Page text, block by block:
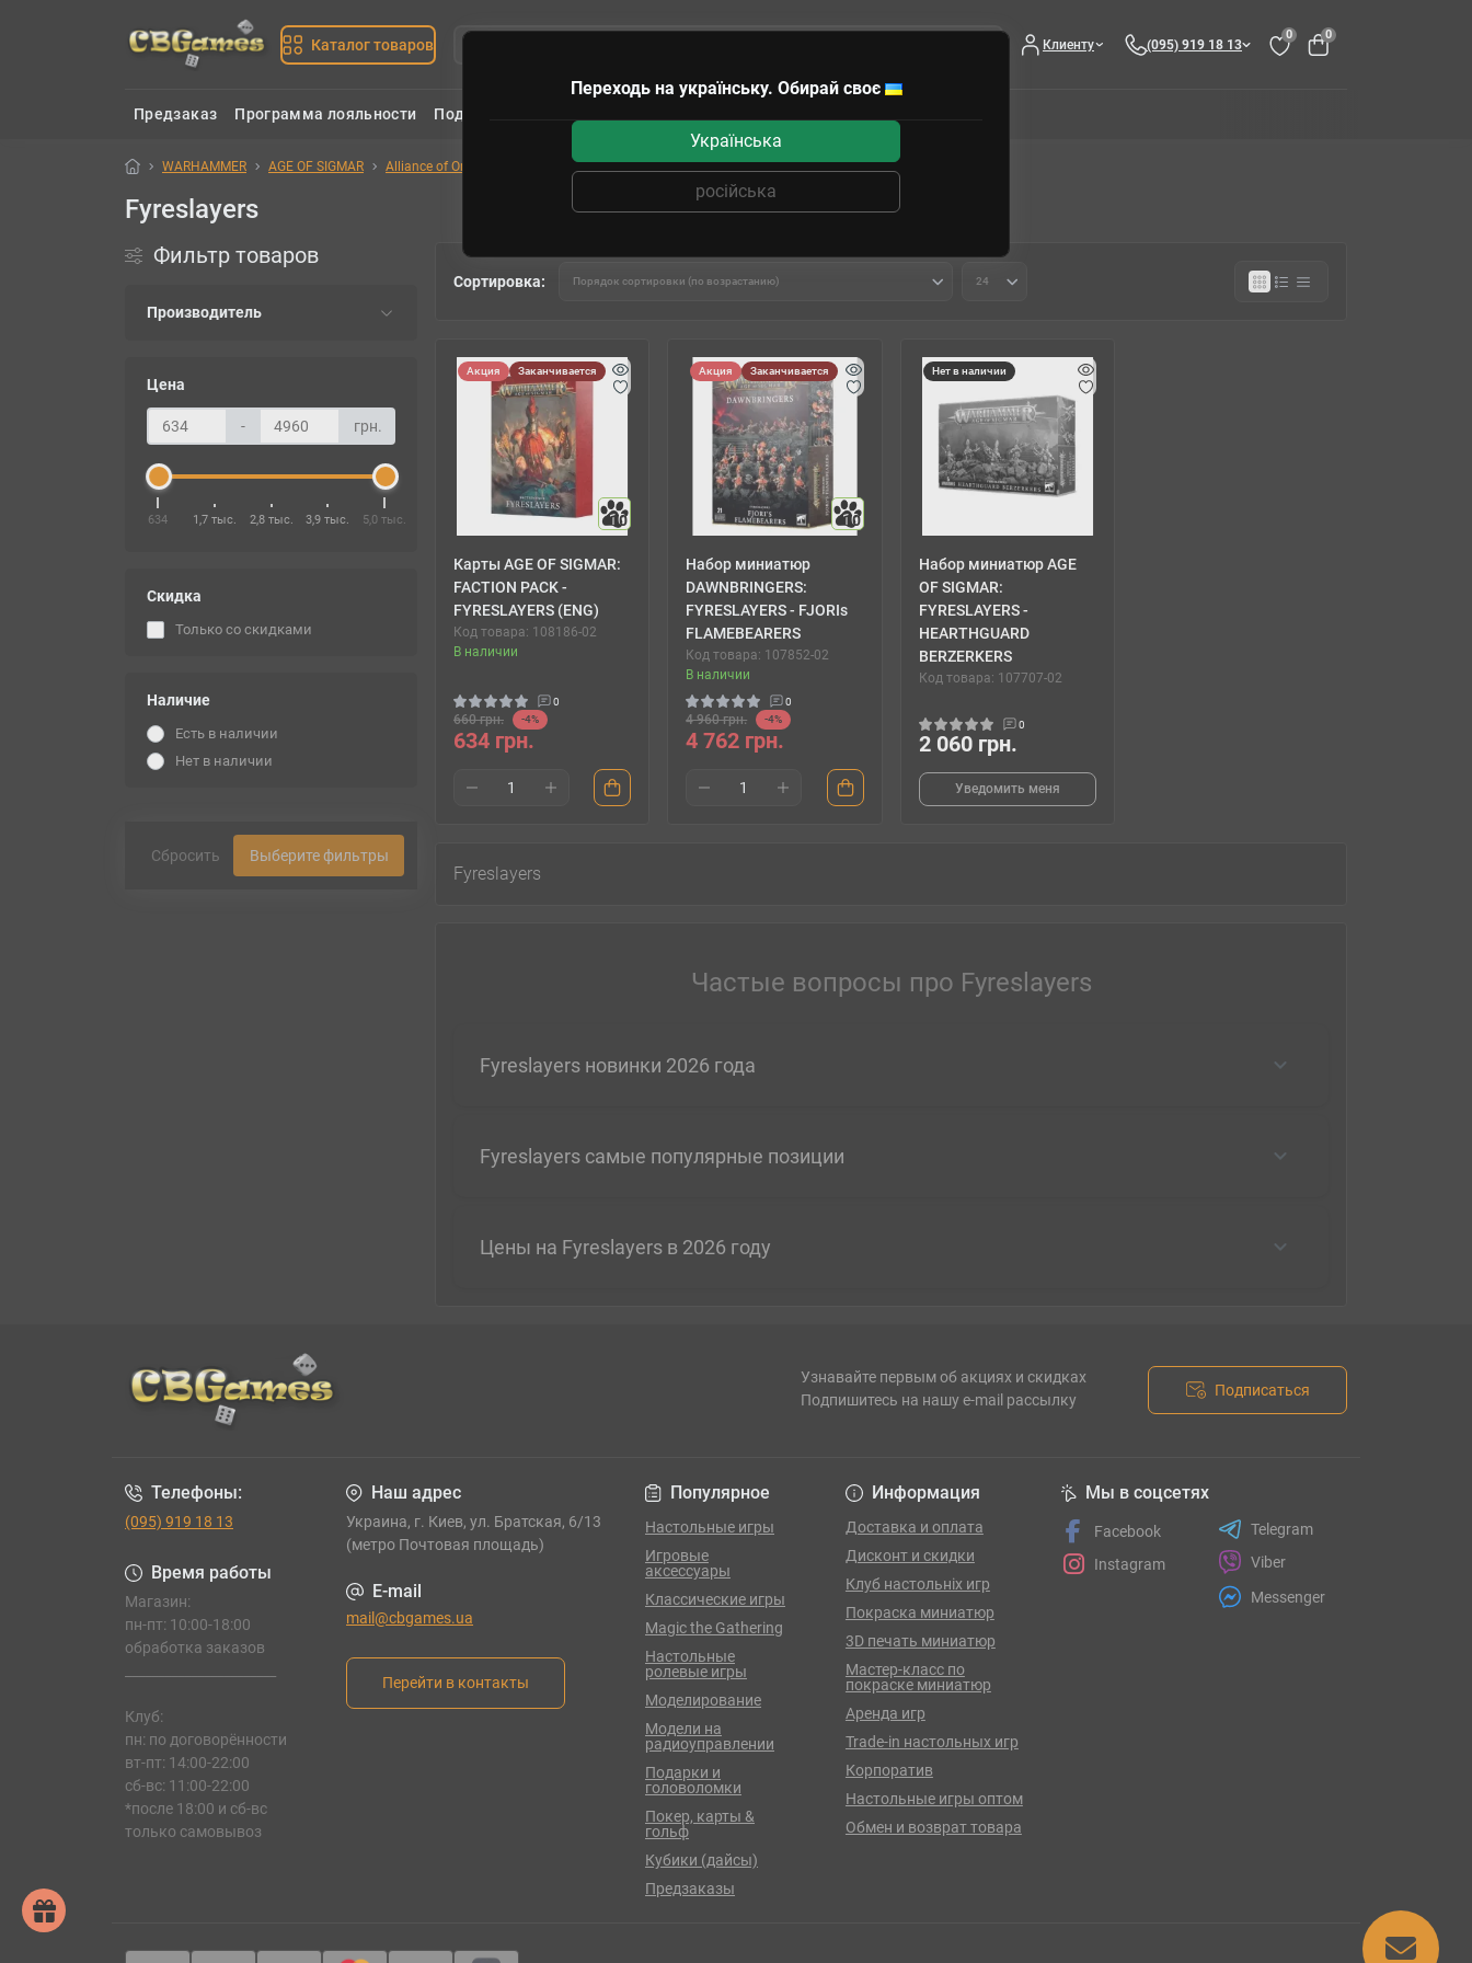
Каталог товаров Клиенту (095) 919 18 13
0 0
Предзаказ Программа лояльности Подарочные сертификаты
WARHAMMER AGE OF SIGMAR Alliance of Order
Fyreslayers
Фильтр товаров
Производитель
Цена
- грн.
634 1,7 тыс. 2,8 тыс. 3,9 тыс. 5,0 тыс.
Скидка
Только со cкидками
Наличие
Есть в наличии
Нет в наличии
Сбросить Выберите фильтры
Сортировка:
Акция Заканчивается
10
Карты AGE OF SIGMAR:
FACTION PACK -
FYRESLAYERS (ENG)
Код товара: 108186-02
В наличии
0
660 грн. -4%
634 грн.
Акция Заканчивается
10
Набор миниатюр
DAWNBRINGERS:
FYRESLAYERS - FJORIs
FLAMEBEARERS
Код товара: 107852-02
В наличии
0
4 960 грн. -4%
4 762 грн.
Нет в наличии
Набор миниатюр AGE
OF SIGMAR:
FYRESLAYERS -
HEARTHGUARD
BERZERKERS
Код товара: 107707-02
0
2 060 грн.
Уведомить меня
Fyreslayers
Частые вопросы про Fyreslayers
Fyreslayers новинки 2026 года
Fyreslayers самые популярные позиции
Цены на Fyreslayers в 2026 году
Узнавайте первым об акциях и скидках
Подпишитесь на нашу e-mail рассылку
Подписаться
Телефоны:
(095) 919 18 13
Время работы
Магазин:
пн-пт: 10:00-18:00
обработка заказов
Клуб:
пн: по договорённости
вт-пт: 14:00-22:00
сб-вс: 11:00-22:00
*после 18:00 и сб-вс
только самовывоз
Наш адрес
Украина, г. Киев, ул. Братская, 6/13
(метро Почтовая площадь)
E-mail
mail@cbgames.ua
Перейти в контакты
Популярное
Настольные игры
Игровые
аксессуары
Классические игры
Magic the Gathering
Настольные
ролевые игры
Моделирование
Модели на
радиоуправлении
Подарки и
головоломки
Покер, карты &
гольф
Кубики (дайсы)
Предзаказы
Информация
Доставка и оплата
Дисконт и скидки
Клуб настольніх игр
Покраска миниатюр
3D печать миниатюр
Мастер-класс по
покраске миниатюр
Аренда игр
Trade-in настольных игр
Корпоратив
Настольные игры оптом
Обмен и возврат товара
Мы в соцсетях
Facebook
Instagram
Telegram
Viber
Messenger
Переходь на українську. Обирай своє
Українська
російська